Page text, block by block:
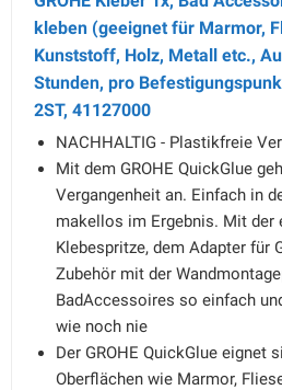
kleben (geeignet für Marmor,
Kunststoff, Holz, Metall etc.,
Stunden, pro
2ST, 41127000
NACHHALTIG - Plastikfreie
Mit dem GROHE QuickGlue
Vergangenheit an. Einfach in
makellos im Ergebnis. Mit der
Klebespritze, dem Adapter für
Zubehör mit der
BadAccessoires so einfach
wie noch nie
Der GROHE QuickGlue eignet
Oberflächen wie Marmor,